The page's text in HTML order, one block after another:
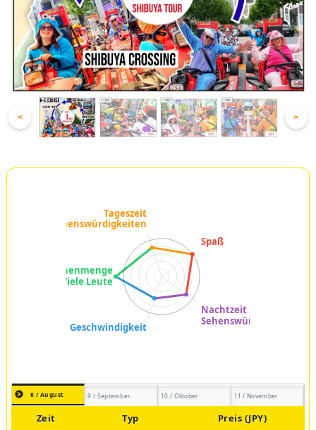
< >
8 / August 9 / September 10 / Oktober 11 / November
Zeit Typ Preis (JPY)